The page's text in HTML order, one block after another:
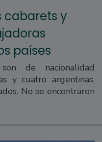
cabarets y
países
de nacionalidad
y cuatro argentinas.
No se encontraron